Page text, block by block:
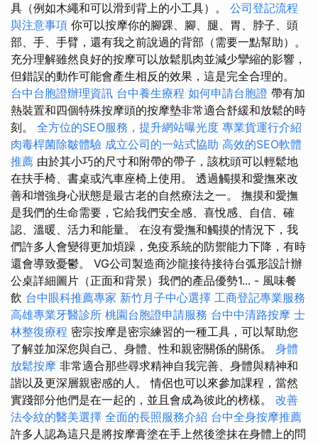
具（例如木繩和可以滑到背上的小工具）。 公司登記流程
與注意事項 你可以按摩你的腳踝、腳、腿、胃、脖子、頭
部、手、手臂，還有我之前說過的背部（需要一點幫助）。
充分理解雖然良好的按摩可以放鬆肌肉並減少攣縮的影響，
但錯誤的動作可能會產生相反的效果，這是完全合理的。
台中台胞證辦理資訊 台中養生療程 如何申請台胞證 帶有加
熱裝置和四個特殊按摩頭的按摩墊非常適合舒緩和放鬆的時
刻。 全方位的SEO服務，提升網站曝光度 專業貨運行介紹
肉毒桿菌除皺體驗 成立公司的一站式協助 高效的SEO軟體
推薦 由於其小巧的尺寸和附帶的帶子，該枕頭可以輕鬆地
在扶手椅、書桌或汽車座椅上使用。 透過觸摸和愛撫來改
善和增強身心狀態是最古老的自然療法之一。 撫摸和愛撫
是我們的生命需要，它給我們安全感、喜悅感、自信、確
認、溫暖、活力和能量。 在沒有愛撫和觸摸的情況下，我
們許多人會變得更加煩躁，免疫系統的防禦能力下降，有時
還會導致憂鬱。 VG公司製造商沙龍接待接待台弧形設計辦
公桌詳細圖片（正面和背景）我們的產品優勢1... - 風味餐
飲 台中眼科推薦專家 新竹月子中心選擇 工商登記專業服務
高雄專業牙醫診所 桃園台胞證申請服務 台中中清路按摩 士
林整復療程 密宗按摩是密宗練習的一種工具，可以幫助您
了解並加深您與自己、身體、性和親密關係的關係。 身體
放鬆按摩 非常適合那些尋求精神自我完善、身體與精神和
諧以及更深層親密感的人。 情侶也可以來參加課程，當然
實踐部分他們是在一起的，並且會成為彼此的榜樣。 改善
法令紋的醫美選擇 全面的長照服務介紹 台中全身按摩推薦
許多人認為這只是將按摩膏塗在手上然後塗抹在身體上的問